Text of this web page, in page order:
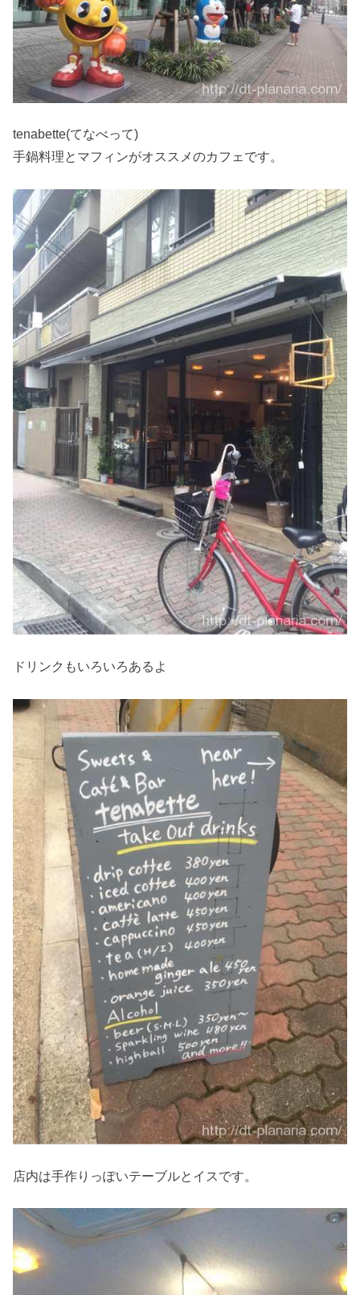
tenabette(てなべって)
手鍋料理とマフィンがオススメのカフェです。
ドリンクもいろいろあるよ
店内は手作りっぽいテーブルとイスです。